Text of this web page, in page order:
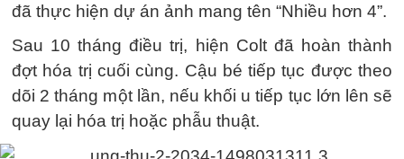
đã thực hiện dự án ảnh mang tên “Nhiều hơn 4”.
Sau 10 tháng điều trị, hiện Colt đã hoàn thành
đợt hóa trị cuối cùng. Cậu bé tiếp tục được theo
dõi 2 tháng một lần, nếu khối u tiếp tục lớn lên sẽ
quay lại hóa trị hoặc phẫu thuật.